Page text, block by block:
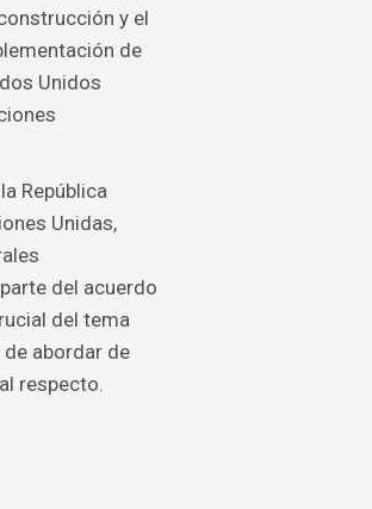
y el
de
Unidos
República
Unidas,
del acuerdo
del tema
abordar de
respecto.